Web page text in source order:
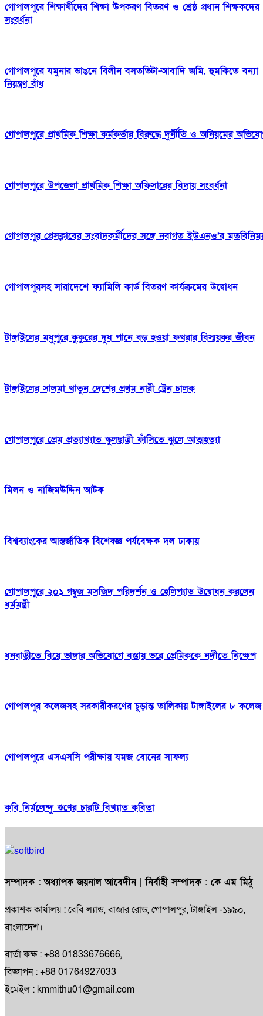
গোপালপুরে শিক্ষার্থীদের শিক্ষা উপকরণ বিতরণ ও শ্রেষ্ঠ প্রধান শিক্ষকদের
সংবর্ধনা
গোপালপুরে যমুনার ভাঙনে বিলীন বসতভিটা-আবাদি জমি, হুমকিতে বন্যা
নিয়ন্ত্রণ বাঁধ
গোপালপুরে প্রাথমিক শিক্ষা কর্মকর্তার বিরুদ্ধে দুর্নীতি ও অনিয়মের
গোপালপুরে উপজেলা প্রাথমিক শিক্ষা অফিসারের বিদায় সংবর্ধনা
গোপালপুর প্রেসক্লাবের সংবাদকর্মীদের সঙ্গে নবাগত ইউএনও’র
গোপালপুরসহ সারাদেশে ফ্যামিলি কার্ড বিতরণ কার্যক্রমের উদ্বোধন
টাঙ্গাইলের মধুপুরে কুকুরের দুধ পানে বড় হওয়া ফখরার বিস্ময়কর জীবন
টাঙ্গাইলের সালমা খাতুন দেশের প্রথম নারী ট্রেন চালক
গোপালপুরে প্রেম প্রত্যাখ্যাত স্কুলছাত্রী ফাঁসিতে ঝুলে আত্মহত্যা
মিলন ও নাজিমউদ্দিন আটক
বিশ্বব্যাংকের আন্তর্জাতিক বিশেষজ্ঞ পর্যবেক্ষক দল ঢাকায়
গোপালপুরে ২০১ গম্বুজ মসজিদ পরিদর্শন ও হেলিপ্যাড উদ্বোধন করলেন
ধর্মমন্ত্রী
ধনবাড়ীতে বিয়ে ভাঙ্গার অভিযোগে বস্তায় ভরে প্রেমিককে নদীতে নিক্ষেপ
গোপালপুর কলেজসহ সরকারীকরণের চূড়ান্ত তালিকায় টাঙ্গাইলের ৮ কলেজ
গোপালপুরে এসএসসি পরীক্ষায় যমজ বোনের সাফল্য
কবি নির্মলেন্দু গুণের চারটি বিখ্যাত কবিতা
সম্পাদক :অধ্যাপক জয়নাল আবেদীন| নির্বাহী সম্পাদক : কে এম মিঠু
প্রকাশক কার্যালয় : বেবি ল্যান্ড, বাজার রোড, গোপালপুর, টাঙ্গাইল -১৯৯০,
বাংলাদেশ।
বার্তা কক্ষ : +88 01833676666,
বিজ্ঞাপন : +88 01764927033
ইমেইল : kmmithu01@gmail.com